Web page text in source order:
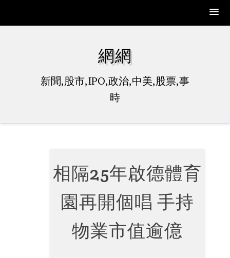
網網
新聞,股市,IPO,政治,中美,股票,事
時
相隔25年啟德體育
園再開個唱 手持
物業市值逾億